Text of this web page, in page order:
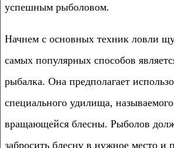
успешным рыболовом.
Начнем с основных техник ловли
самых популярных способов
рыбалка. Она предполагает
специального удилища,
вращающейся блесны. Рыболов
забросить блесну в нужное место и